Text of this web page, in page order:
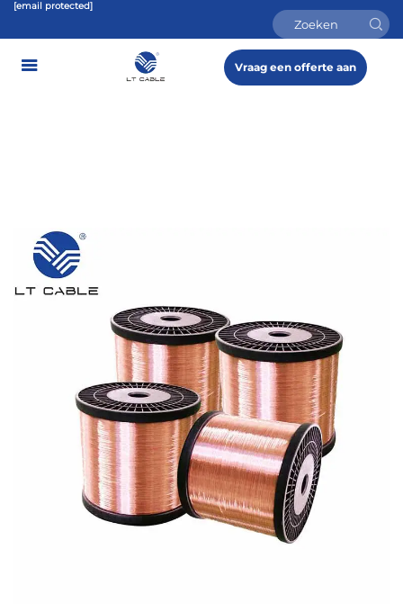
[email protected]
Vraag een offerte aan